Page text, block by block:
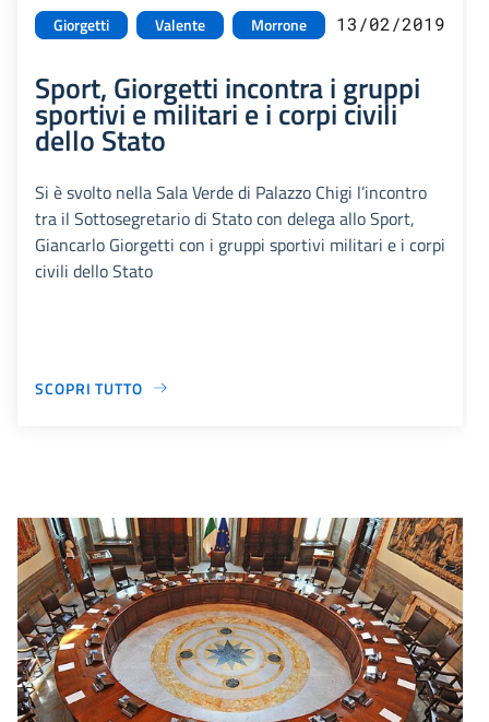
Giorgetti Valente Morrone 13/02/2019
Sport, Giorgetti incontra i gruppi
sportivi e militari e i corpi civili
dello Stato
Si è svolto nella Sala Verde di Palazzo Chigi l’incontro
tra il Sottosegretario di Stato con delega allo Sport,
Giancarlo Giorgetti con i gruppi sportivi militari e i corpi
civili dello Stato
SCOPRI TUTTO